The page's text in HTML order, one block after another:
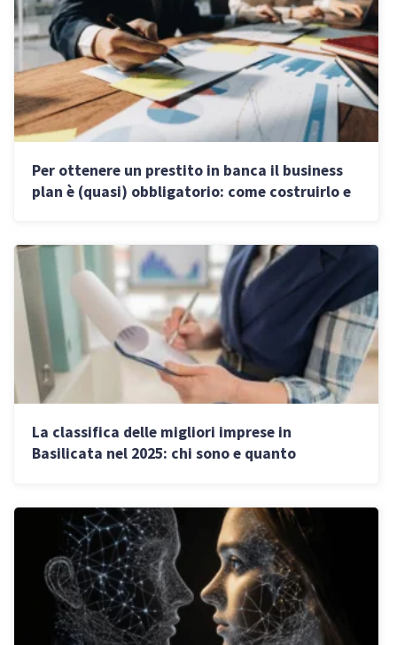
Per ottenere un prestito in banca il business
plan è (quasi) obbligatorio: come costruirlo e
La classifica delle migliori imprese in
Basilicata nel 2025: chi sono e quanto